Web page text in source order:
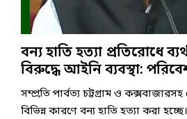
বন্য হাতি হত্যা প্রতিরোধে
বিরুদ্ধে আইনি ব্যবস্থা:
সম্প্রতি পার্বত্য চট্টগ্রাম ও
বিভিন্ন কারণে বন্য হাতি হত্যা করা